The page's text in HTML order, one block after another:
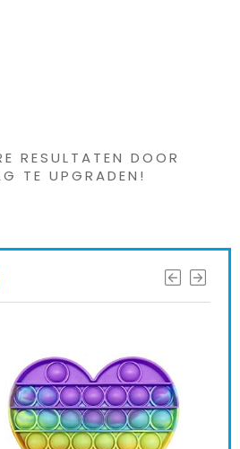
RESULTATEN DOOR
TE UPGRADEN!